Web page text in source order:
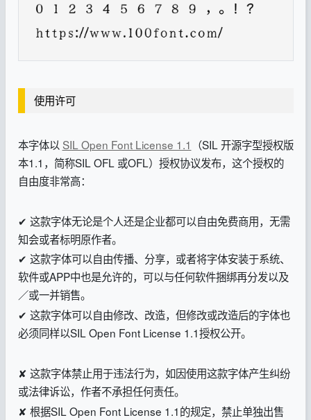
使用许可
本字体以 SIL Open Font License 1.1 （SIL 开源字型授权版
本1.1，简称SIL OFL 或OFL）授权协议发布，这个授权的
自由度非常高：
✔ 这款字体无论是个人还是企业都可以自由免费商用，无需
知会或者标明原作者。
✔ 这款字体可以自由传播、分享，或者将字体安装于系统、
软件或APP中也是允许的，可以与任何软件捆绑再分发以及
／或一并销售。
✔ 这款字体可以自由修改、改造，但修改或改造后的字体也
必须同样以SIL Open Font License 1.1授权公开。
✘ 这款字体禁止用于违法行为，如因使用这款字体产生纠纷
或法律诉讼，作者不承担任何责任。
✘ 根据SIL Open Font License 1.1的规定，禁止单独出售